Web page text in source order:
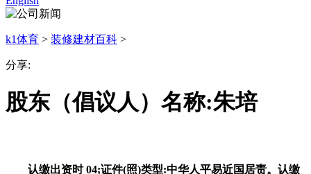
k1体育 > 装修建材百科 >
分享:
股东（倡议人）名称:朱培
认缴出资时 04;证件(照)类型:中华人平易近国居责。认缴